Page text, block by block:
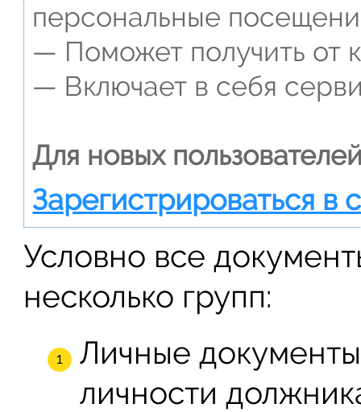
персональные
— Поможет получить от
— Включает в себя
Для новых
Зарегистрироваться в
Условно все
несколько групп:
Личные
личности